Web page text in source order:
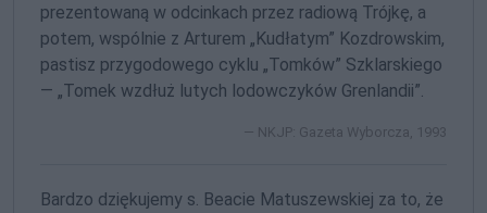
prezentowaną w odcinkach przez radiową Trójkę, a
potem, wspólnie z Arturem „Kudłatym” Kozdrowskim,
pastisz przygodowego cyklu „Tomków” Szklarskiego
— „Tomek wzdłuż lutych lodowczyków Grenlandii”.
NKJP: Gazeta Wyborcza, 1993
Bardzo dziękujemy s. Beacie Matuszewskiej za to, że